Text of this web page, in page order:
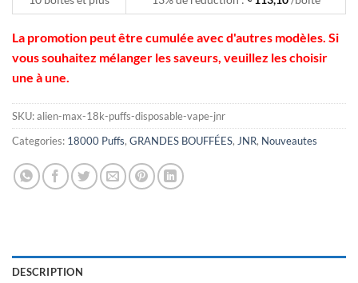
La promotion peut être cumulée avec d'autres modèles. Si
vous souhaitez mélanger les saveurs, veuillez les choisir
une à une.
SKU:alien-max-18k-puffs-disposable-vape-jnr
Categories: 18000 Puffs, GRANDES BOUFFÉES, JNR, Nouveautes
DESCRIPTION